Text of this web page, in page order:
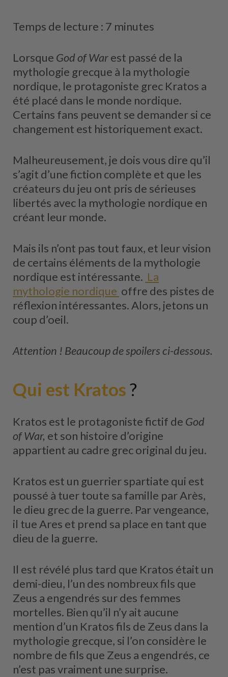
Temps de lecture : 7 minutes
Lorsque God of Warest passé de la
mythologie grecque à la mythologie
nordique, le protagoniste grec Kratos a
été placé dans le monde nordique.
Certains fans peuvent se demander si ce
changement est historiquement exact.
Malheureusement, je dois vous dire qu’il
s’agit d’une fiction complète et que les
créateurs du jeu ont pris de sérieuses
libertés avec la mythologie nordique en
créant leur monde.
Mais ils n’ont pas tout faux, et leur vision
de certains éléments de la mythologie
nordique est intéressante. La
mythologie nordique offre des pistes de
réflexion intéressantes. Alors, jetons un
coup d’oeil.
Attention ! Beaucoup de spoilers ci-dessous.
Qui est Kratos?
Kratos est le protagoniste fictif de God
of War, et son histoire d’origine
appartient au cadre grec original du jeu.
Kratos est un guerrier spartiate qui est
poussé à tuer toute sa famille par Arès,
le dieu grec de la guerre. Par vengeance,
il tue Ares et prend sa place en tant que
dieu de la guerre.
Il est révélé plus tard que Kratos était un
demi-dieu, l’un des nombreux fils que
Zeus a engendrés sur des femmes
mortelles. Bien qu’il n’y ait aucune
mention d’un Kratos fils de Zeus dans la
mythologie grecque, si l’on considère le
nombre de fils que Zeus a engendrés, ce
n’est pas vraiment une surprise.